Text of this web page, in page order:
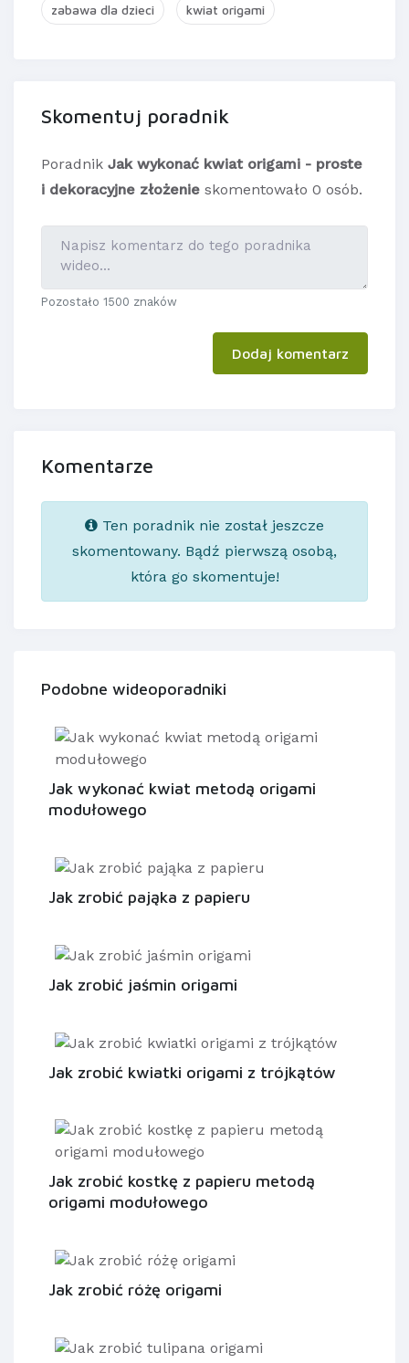
zabawa dla dzieci kwiat origami
Skomentuj poradnik
Poradnik Jak wykonać kwiat origami - proste
i dekoracyjne złożenie skomentowało 0 osób.
Pozostało 1500 znaków
Dodaj komentarz
Komentarze
Ten poradnik nie został jeszcze
skomentowany. Bądź pierwszą osobą,
która go skomentuje!
Podobne wideoporadniki
Jak wykonać kwiat metodą origami
modułowego
Jak zrobić pająka z papieru
Jak zrobić jaśmin origami
Jak zrobić kwiatki origami z trójkątów
Jak zrobić kostkę z papieru metodą
origami modułowego
Jak zrobić różę origami